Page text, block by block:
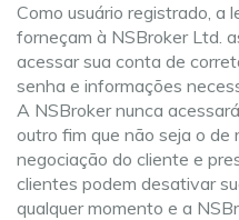
Como usuário registrado, a
forneçam à NSBroker Ltd.
acessar sua conta de
senha e informações
A NSBroker nunca
outro fim que não seja o de
negociação do cliente e
clientes podem desativar
qualquer momento e a